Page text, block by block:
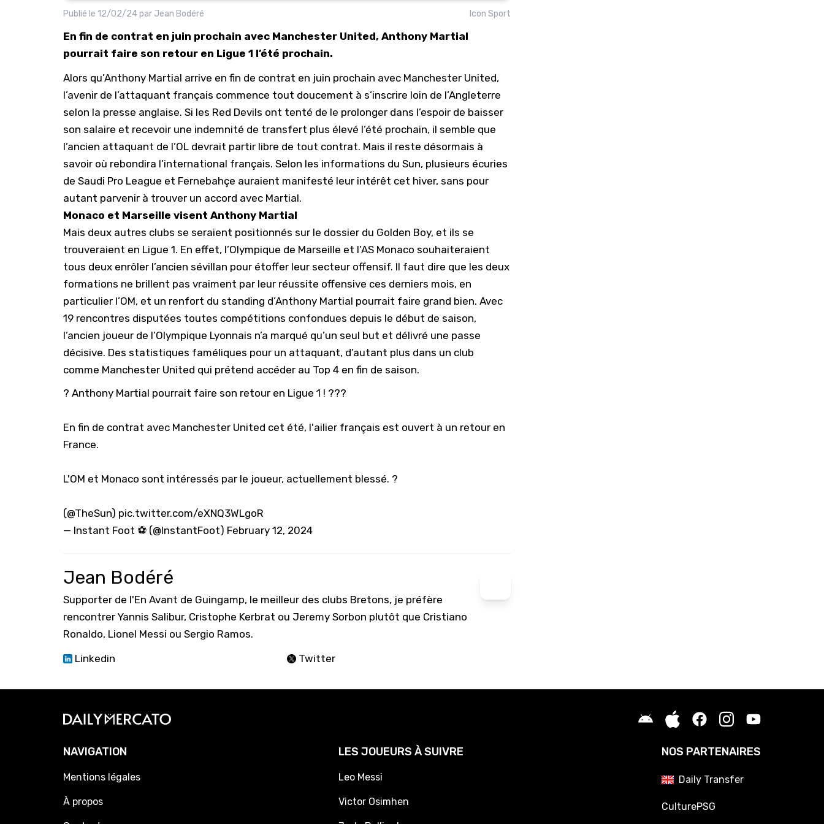
Publié le 12/02/24par Jean Bodéré Icon Sport
En fin de contrat en juin prochain avec Manchester United, Anthony Martial
pourrait faire son retour en Ligue 1 l’été prochain.
Alors qu’Anthony Martial arrive en fin de contrat en juin prochain avec Manchester United,
l’avenir de l’attaquant français commence tout doucement à s’inscrire loin de l’Angleterre
selon la presse anglaise. Si les Red Devils ont tenté de le prolonger dans l’espoir de baisser
son salaire et recevoir une indemnité de transfert plus élevé l’été prochain, il semble que
l’ancien attaquant de l’OL devrait partir libre de tout contrat. Mais il reste désormais à
savoir où rebondira l’international français. Selon les informations du Sun, plusieurs écuries
de Saudi Pro League et Fernebahçe auraient manifesté leur intérêt cet hiver, sans pour
autant parvenir à trouver un accord avec Martial.
Monaco et Marseille visent Anthony Martial
Mais deux autres clubs se seraient positionnés sur le dossier du Golden Boy, et ils se
trouveraient en Ligue 1. En effet, l’Olympique de Marseille et l’AS Monaco souhaiteraient
tous deux enrôler l’ancien sévillan pour étoffer leur secteur offensif. Il faut dire que les deux
formations ne brillent pas vraiment par leur réussite offensive ces derniers mois, en
particulier l’OM, et un renfort du standing d’Anthony Martial pourrait faire grand bien. Avec
19 rencontres disputées toutes compétitions confondues depuis le début de saison,
l’ancien joueur de l’Olympique Lyonnais n’a marqué qu’un seul but et délivré une passe
décisive. Des statistiques faméliques pour un attaquant, d’autant plus dans un club
comme Manchester United qui prétend accéder au Top 4 en fin de saison.
? Anthony Martial pourrait faire son retour en Ligue 1 ! ???
En fin de contrat avec Manchester United cet été, l'ailier français est ouvert à un retour en
France.
L'OM et Monaco sont intéressés par le joueur, actuellement blessé. ?
(@TheSun) pic.twitter.com/eXNQ3WLgoR
— Instant Foot ⚽️ (@lnstantFoot) February 12, 2024
Jean Bodéré
Supporter de l'En Avant de Guingamp, le meilleur des clubs Bretons, je préfère
rencontrer Yannis Salibur, Cristophe Kerbrat ou Jeremy Sorbon plutôt que Cristiano
Ronaldo, Lionel Messi ou Sergio Ramos.
Linkedin
Twitter
NAVIGATION
Mentions légales
À propos
LES JOUEURS À SUIVRE
Leo Messi
Victor Osimhen
NOS PARTENAIRES
Daily Transfer
CulturePSG